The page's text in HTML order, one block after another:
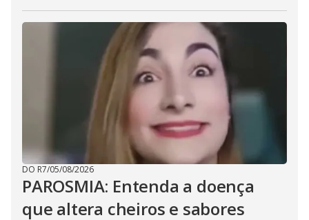
DO R7/05/08/2026
PAROSMIA: Entenda a doença
que altera cheiros e sabores